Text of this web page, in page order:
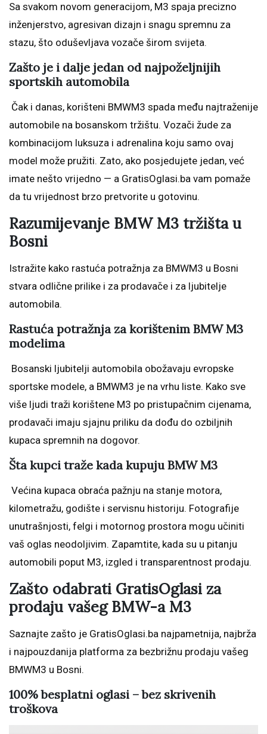
Sa svakom novom generacijom, M3 spaja precizno
inženjerstvo, agresivan dizajn i snagu spremnu za
stazu, što oduševljava vozače širom svijeta.
Zašto je i dalje jedan od najpoželjnijih
sportskih automobila
Čak i danas, korišteni BMWM3 spada među najtraženije
automobile na bosanskom tržištu. Vozači žude za
kombinacijom luksuza i adrenalina koju samo ovaj
model može pružiti. Zato, ako posjedujete jedan, već
imate nešto vrijedno — a GratisOglasi.ba vam pomaže
da tu vrijednost brzo pretvorite u gotovinu.
Razumijevanje BMW M3 tržišta u
Bosni
Istražite kako rastuća potražnja za BMWM3 u Bosni
stvara odlične prilike i za prodavače i za ljubitelje
automobila.
Rastuća potražnja za korištenim BMW M3
modelima
Bosanski ljubitelji automobila obožavaju evropske
sportske modele, a BMWM3 je na vrhu liste. Kako sve
više ljudi traži korištene M3 po pristupačnim cijenama,
prodavači imaju sjajnu priliku da dođu do ozbiljnih
kupaca spremnih na dogovor.
Šta kupci traže kada kupuju BMW M3
Većina kupaca obraća pažnju na stanje motora,
kilometražu, godište i servisnu historiju. Fotografije
unutrašnjosti, felgi i motornog prostora mogu učiniti
vaš oglas neodoljivim. Zapamtite, kada su u pitanju
automobili poput M3, izgled i transparentnost prodaju.
Zašto odabrati GratisOglasi za
prodaju vašeg BMW-a M3
Saznajte zašto je GratisOglasi.ba najpametnija, najbrža
i najpouzdanija platforma za bezbrižnu prodaju vašeg
BMWM3 u Bosni.
100% besplatni oglasi – bez skrivenih
troškova